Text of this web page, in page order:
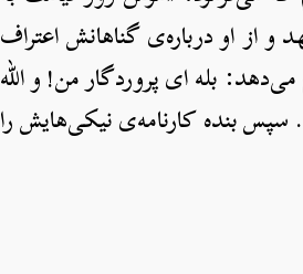
از او درباره‌ی گناهانش اعتراف
می‌دهد: بله ای پروردگار من! و الله
سپس بنده کارنامه‌ی نیکی‌هایش را